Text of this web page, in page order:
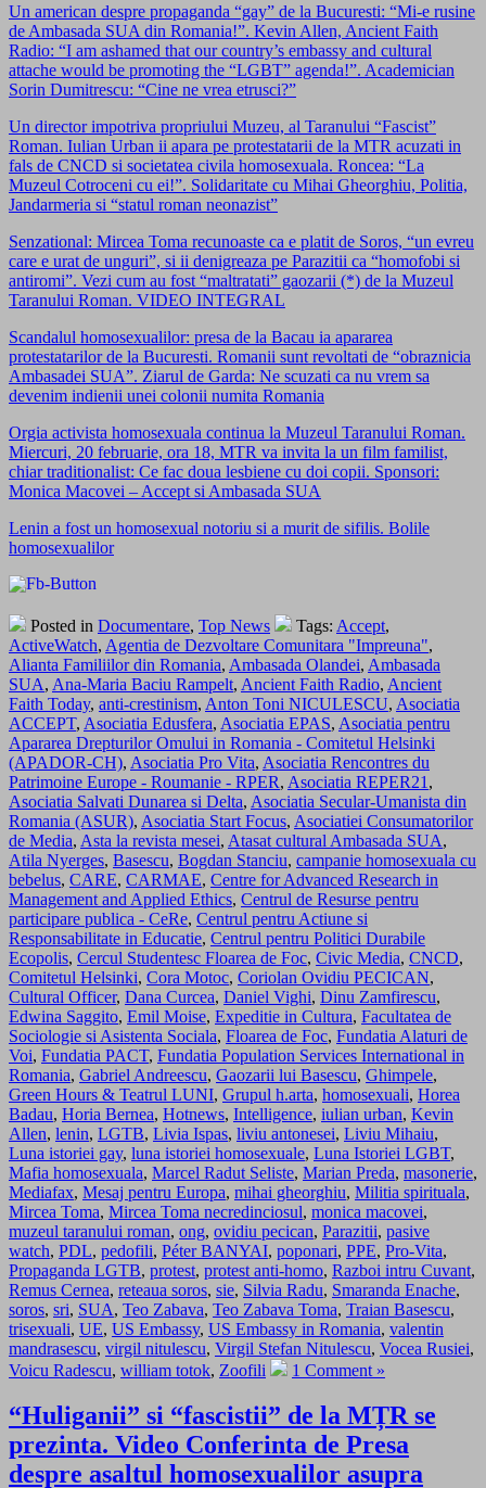
Un american despre propaganda “gay” de la Bucuresti: “Mi-e rusine
de Ambasada SUA din Romania!”. Kevin Allen, Ancient Faith
Radio: “I am ashamed that our country’s embassy and cultural
attache would be promoting the “LGBT” agenda!”. Academician
Sorin Dumitrescu: “Cine ne vrea etrusci?”
Un director impotriva propriului Muzeu, al Taranului “Fascist”
Roman. Iulian Urban ii apara pe protestatarii de la MTR acuzati in
fals de CNCD si societatea civila homosexuala. Roncea: “La
Muzeul Cotroceni cu ei!”. Solidaritate cu Mihai Gheorghiu, Politia,
Jandarmeria si “statul roman neonazist”
Senzational: Mircea Toma recunoaste ca e platit de Soros, “un evreu
care e urat de unguri”, si ii denigreaza pe Parazitii ca “homofobi si
antiromi”. Vezi cum au fost “maltratati” gaozarii (*) de la Muzeul
Taranului Roman. VIDEO INTEGRAL
Scandalul homosexualilor: presa de la Bacau ia apararea
protestatarilor de la Bucuresti. Romanii sunt revoltati de “obraznicia
Ambasadei SUA”. Ziarul de Garda: Ne scuzati ca nu vrem sa
devenim indienii unei colonii numita Romania
Orgia activista homosexuala continua la Muzeul Taranului Roman.
Miercuri, 20 februarie, ora 18, MTR va invita la un film familist,
chiar traditionalist: Ce fac doua lesbiene cu doi copii. Sponsori:
Monica Macovei – Accept si Ambasada SUA
Lenin a fost un homosexual notoriu si a murit de sifilis. Bolile
homosexualilor
Posted in Documentare, Top News Tags: Accept,
ActiveWatch, Agentia de Dezvoltare Comunitara "Impreuna",
Alianta Familiilor din Romania, Ambasada Olandei, Ambasada
SUA, Ana-Maria Baciu Rampelt, Ancient Faith Radio, Ancient
Faith Today, anti-crestinism, Anton Toni NICULESCU, Asociatia
ACCEPT, Asociatia Edusfera, Asociatia EPAS, Asociatia pentru
Apararea Drepturilor Omului in Romania - Comitetul Helsinki
(APADOR-CH), Asociatia Pro Vita, Asociatia Rencontres du
Patrimoine Europe - Roumanie - RPER, Asociatia REPER21 ,
Asociatia Salvati Dunarea si Delta, Asociatia Secular-Umanista din
Romania (ASUR), Asociatia Start Focus, Asociatiei Consumatorilor
de Media, Asta la revista mesei, Atasat cultural Ambasada SUA,
Atila Nyerges, Basescu, Bogdan Stanciu, campanie homosexuala cu
bebelus, CARE, CARMAE, Centre for Advanced Research in
Management and Applied Ethics, Centrul de Resurse pentru
participare publica - CeRe, Centrul pentru Actiune si
Responsabilitate in Educatie, Centrul pentru Politici Durabile
Ecopolis, Cercul Studentesc Floarea de Foc, Civic Media, CNCD,
Comitetul Helsinki, Cora Motoc, Coriolan Ovidiu PECICAN,
Cultural Officer, Dana Curcea, Daniel Vighi, Dinu Zamfirescu,
Edwina Saggito, Emil Moise, Expeditie in Cultura, Facultatea de
Sociologie si Asistenta Sociala, Floarea de Foc, Fundatia Alaturi de
Voi, Fundatia PACT, Fundatia Population Services International in
Romania, Gabriel Andreescu, Gaozarii lui Basescu, Ghimpele,
Green Hours & Teatrul LUNI, Grupul h.arta, homosexuali, Horea
Badau, Horia Bernea, Hotnews, Intelligence, iulian urban, Kevin
Allen, lenin, LGTB, Livia Ispas, liviu antonesei, Liviu Mihaiu,
Luna istoriei gay, luna istoriei homosexuale, Luna Istoriei LGBT,
Mafia homosexuala, Marcel Radut Seliste, Marian Preda, masonerie,
Mediafax, Mesaj pentru Europa, mihai gheorghiu, Militia spirituala,
Mircea Toma, Mircea Toma necredinciosul, monica macovei,
muzeul taranului roman, ong, ovidiu pecican, Parazitii, pasive
watch, PDL, pedofili, Péter BANYAI, poponari, PPE, Pro-Vita,
Propaganda LGTB, protest, protest anti-homo, Razboi intru Cuvant,
Remus Cernea, reteaua soros, sie, Silvia Radu, Smaranda Enache,
soros, sri, SUA, Teo Zabava, Teo Zabava Toma, Traian Basescu,
trisexuali, UE, US Embassy, US Embassy in Romania, valentin
mandrasescu, virgil nitulescu, Virgil Stefan Nitulescu, Vocea Rusiei,
Voicu Radescu, william totok, Zoofili 1 Comment »
“Huliganii” si “fascistii” de la MȚR se
prezinta. Video Conferinta de Presa
despre asaltul homosexualilor asupra